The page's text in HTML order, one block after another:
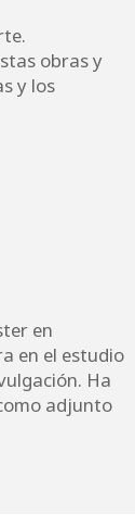
obras y
y los
en
en el estudio
Ha
adjunto